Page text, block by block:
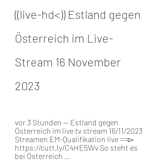
((live-hd<)) Estland gegen
Österreich im Live-
Stream 16 November
2023
vor 3 Stunden — Estland gegen
Österreich im live tv stream 16/11/2023
Streamen EM-Qualifikation live ==▻
https://cutt.ly/C4HE5Wv So steht es
bei Österreich ...